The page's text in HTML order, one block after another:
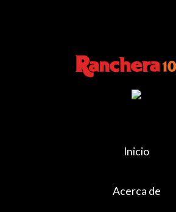
Inicio
Acerca de